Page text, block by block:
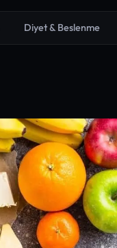
Diyet & Beslenme